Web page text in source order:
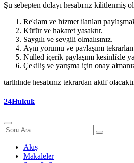
Şu sebepten dolayı hesabınız kilitlenmiş
Reklam ve hizmet ilanları
Küfür ve hakaret yasaktır.
Saygılı ve sevgili olmalısınız.
Aynı yorumu ve paylaşımı
Nulled içerik paylaşımı kesinlikle
Çekiliş ve yarışma için onay
tarihinde hesabınız tekrardan aktif
24Hukuk
Akış
Makaleler